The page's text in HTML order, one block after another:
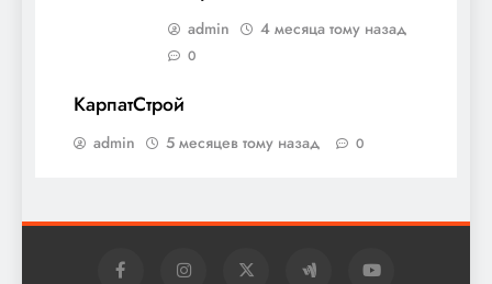
admin 4 месяца тому назад
0
КарпатСтрой
admin 5 месяцев тому назад 0